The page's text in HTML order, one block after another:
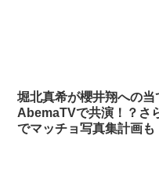
堀北真希が櫻井翔への
AbemaTVで共演！？さ
でマッチョ写真集計画も